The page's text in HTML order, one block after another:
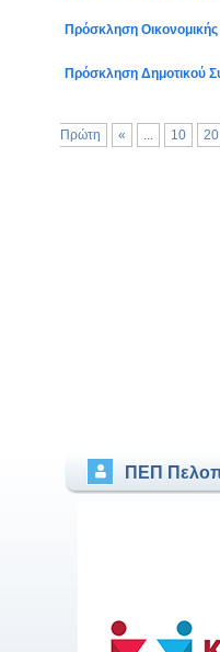
Πρόσκληση
Πρόσκληση Δημοτικού
Πρώτη
« ... 10 20
ΠΕΠ